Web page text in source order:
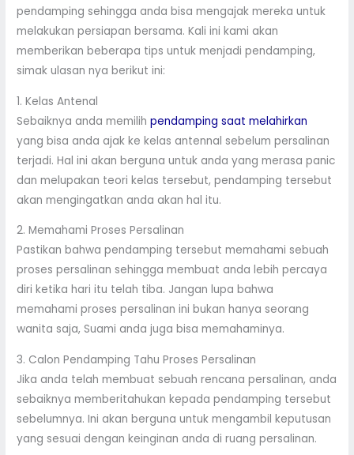
pendamping sehingga anda bisa mengajak mereka untuk
melakukan persiapan bersama. Kali ini kami akan
memberikan beberapa tips untuk menjadi pendamping,
simak ulasan nya berikut ini:
1. Kelas Antenal
Sebaiknya anda memilihpendamping saat melahirkan
yang bisa anda ajak ke kelas antennal sebelum persalinan
terjadi. Hal ini akan berguna untuk anda yang merasa panic
dan melupakan teori kelas tersebut, pendamping tersebut
akan mengingatkan anda akan hal itu.
2. Memahami Proses Persalinan
Pastikan bahwa pendamping tersebut memahami sebuah
proses persalinan sehingga membuat anda lebih percaya
diri ketika hari itu telah tiba. Jangan lupa bahwa
memahami proses persalinan ini bukan hanya seorang
wanita saja, Suami anda juga bisa memahaminya.
3. Calon Pendamping Tahu Proses Persalinan
Jika anda telah membuat sebuah rencana persalinan, anda
sebaiknya memberitahukan kepada pendamping tersebut
sebelumnya. Ini akan berguna untuk mengambil keputusan
yang sesuai dengan keinginan anda di ruang persalinan.